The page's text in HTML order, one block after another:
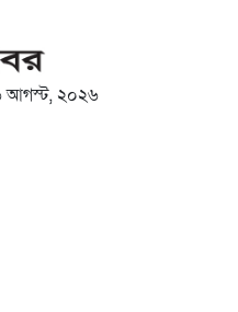
আগস্ট, ২০২৬